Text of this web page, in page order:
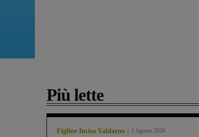
Più lette
Figline Incisa Valdarno 1 Agosto 2026